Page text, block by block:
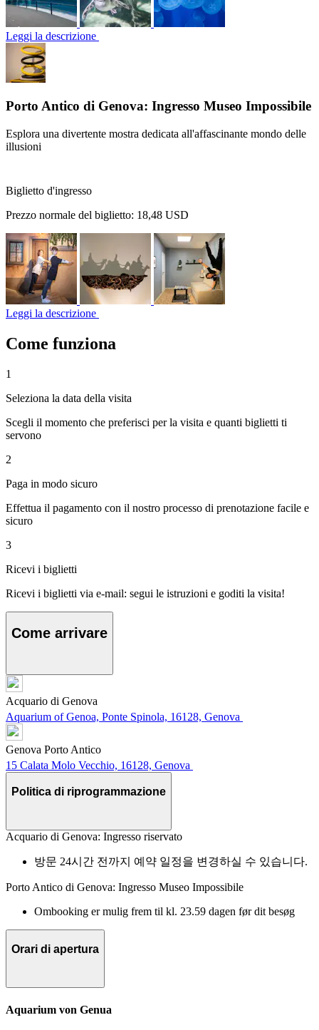
Leggi la descrizione
Porto Antico di Genova: Ingresso Museo Impossibile
Esplora una divertente mostra dedicata all'affascinante mondo delle
illusioni
Biglietto d'ingresso
Prezzo normale del biglietto: 18,48 USD
Leggi la descrizione
Come funziona
1
Seleziona la data della visita
Scegli il momento che preferisci per la visita e quanti biglietti ti
servono
2
Paga in modo sicuro
Effettua il pagamento con il nostro processo di prenotazione facile e
sicuro
3
Ricevi i biglietti
Ricevi i biglietti via e-mail: segui le istruzioni e goditi la visita!
Come arrivare
Acquario di Genova
Aquarium of Genoa, Ponte Spinola, 16128, Genova
Genova Porto Antico
15 Calata Molo Vecchio, 16128, Genova
Politica di riprogrammazione
Acquario di Genova: Ingresso riservato
방문 24시간 전까지 예약 일정을 변경하실 수 있습니다.
Porto Antico di Genova: Ingresso Museo Impossibile
Ombooking er mulig frem til kl. 23.59 dagen før dit besøg
Orari di apertura
Aquarium von Genua